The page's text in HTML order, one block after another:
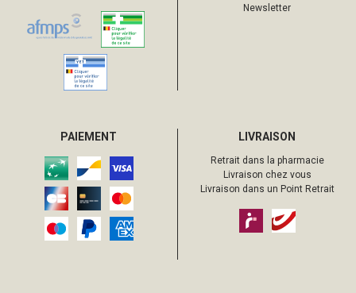
Newsletter
PAIEMENT LIVRAISON
Retrait dans la pharmacie
Livraison chez vous
Livraison dans un Point Retrait